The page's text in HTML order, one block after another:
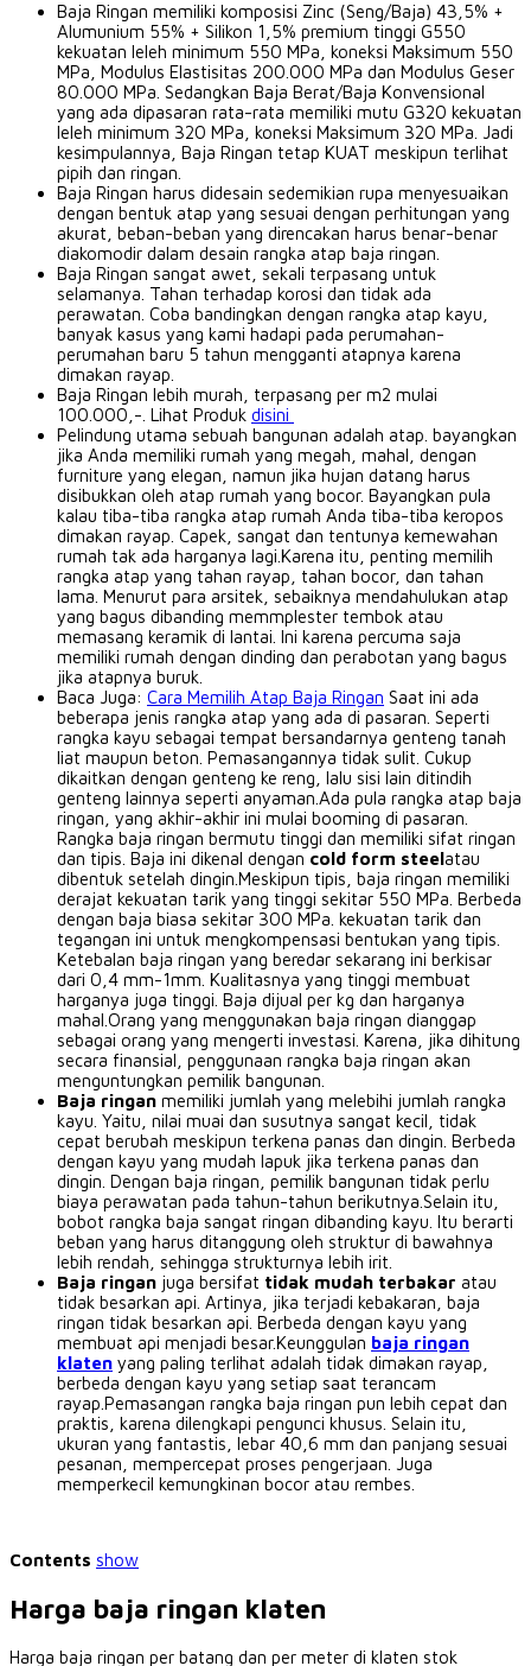
Baja Ringan memiliki komposisi Zinc (Seng/Baja) 43,5% +
Alumunium 55% + Silikon 1,5% premium tinggi G550
kekuatan leleh minimum 550 MPa, koneksi Maksimum 550
MPa, Modulus Elastisitas 200.000 MPa dan Modulus Geser
80.000 MPa. Sedangkan Baja Berat/Baja Konvensional
yang ada dipasaran rata-rata memiliki mutu G320 kekuatan
leleh minimum 320 MPa, koneksi Maksimum 320 MPa. Jadi
kesimpulannya, Baja Ringan tetap KUAT meskipun terlihat
pipih dan ringan.
Baja Ringan harus didesain sedemikian rupa menyesuaikan
dengan bentuk atap yang sesuai dengan perhitungan yang
akurat, beban-beban yang direncakan harus benar-benar
diakomodir dalam desain rangka atap baja ringan.
Baja Ringan sangat awet, sekali terpasang untuk
selamanya. Tahan terhadap korosi dan tidak ada
perawatan. Coba bandingkan dengan rangka atap kayu,
banyak kasus yang kami hadapi pada perumahan-
perumahan baru 5 tahun mengganti atapnya karena
dimakan rayap.
Baja Ringan lebih murah, terpasang per m2 mulai
100.000,-. Lihat Produk disini
Pelindung utama sebuah bangunan adalah atap. bayangkan
jika Anda memiliki rumah yang megah, mahal, dengan
furniture yang elegan, namun jika hujan datang harus
disibukkan oleh atap rumah yang bocor. Bayangkan pula
kalau tiba-tiba rangka atap rumah Anda tiba-tiba keropos
dimakan rayap. Capek, sangat dan tentunya kemewahan
rumah tak ada harganya lagi.Karena itu, penting memilih
rangka atap yang tahan rayap, tahan bocor, dan tahan
lama. Menurut para arsitek, sebaiknya mendahulukan atap
yang bagus dibanding memmplester tembok atau
memasang keramik di lantai. Ini karena percuma saja
memiliki rumah dengan dinding dan perabotan yang bagus
jika atapnya buruk.
Baca Juga: Cara Memilih Atap Baja Ringan Saat ini ada
beberapa jenis rangka atap yang ada di pasaran. Seperti
rangka kayu sebagai tempat bersandarnya genteng tanah
liat maupun beton. Pemasangannya tidak sulit. Cukup
dikaitkan dengan genteng ke reng, lalu sisi lain ditindih
genteng lainnya seperti anyaman.Ada pula rangka atap baja
ringan, yang akhir-akhir ini mulai booming di pasaran.
Rangka baja ringan bermutu tinggi dan memiliki sifat ringan
dan tipis. Baja ini dikenal dengan cold form steelatau
dibentuk setelah dingin.Meskipun tipis, baja ringan memiliki
derajat kekuatan tarik yang tinggi sekitar 550 MPa. Berbeda
dengan baja biasa sekitar 300 MPa. kekuatan tarik dan
tegangan ini untuk mengkompensasi bentukan yang tipis.
Ketebalan baja ringan yang beredar sekarang ini berkisar
dari 0,4 mm-1mm. Kualitasnya yang tinggi membuat
harganya juga tinggi. Baja dijual per kg dan harganya
mahal.Orang yang menggunakan baja ringan dianggap
sebagai orang yang mengerti investasi. Karena, jika dihitung
secara finansial, penggunaan rangka baja ringan akan
menguntungkan pemilik bangunan.
Baja ringan memiliki jumlah yang melebihi jumlah rangka
kayu. Yaitu, nilai muai dan susutnya sangat kecil, tidak
cepat berubah meskipun terkena panas dan dingin. Berbeda
dengan kayu yang mudah lapuk jika terkena panas dan
dingin. Dengan baja ringan, pemilik bangunan tidak perlu
biaya perawatan pada tahun-tahun berikutnya.Selain itu,
bobot rangka baja sangat ringan dibanding kayu. Itu berarti
beban yang harus ditanggung oleh struktur di bawahnya
lebih rendah, sehingga strukturnya lebih irit.
Baja ringan juga bersifat tidak mudah terbakar atau
tidak besarkan api. Artinya, jika terjadi kebakaran, baja
ringan tidak besarkan api. Berbeda dengan kayu yang
membuat api menjadi besar.Keunggulan baja ringan
klaten yang paling terlihat adalah tidak dimakan rayap,
berbeda dengan kayu yang setiap saat terancam
rayap.Pemasangan rangka baja ringan pun lebih cepat dan
praktis, karena dilengkapi pengunci khusus. Selain itu,
ukuran yang fantastis, lebar 40,6 mm dan panjang sesuai
pesanan, mempercepat proses pengerjaan. Juga
memperkecil kemungkinan bocor atau rembes.
Contents show
Harga baja ringan klaten
Harga baja ringan per batang dan per meter di klaten stok